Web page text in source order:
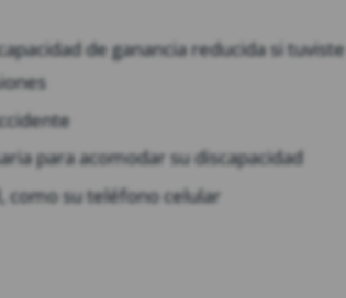
de ganancia reducida si
para acomodar su discapacidad
como su teléfono celular